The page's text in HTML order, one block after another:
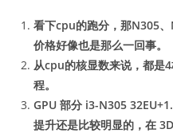
看下cpu的跑分，那N305
价格好像也是那么一回事。
从cpu的核显数来说，都是
程。
GPU 部分 i3-N305
提升还是比较明显的，在